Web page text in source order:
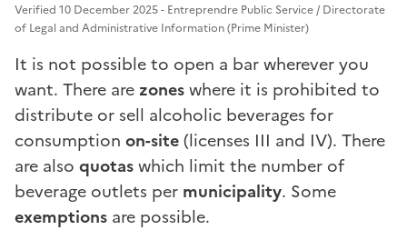
Verified 10 December 2025 - Entreprendre Public Service / Directorate
of Legal and Administrative Information (Prime Minister)
It is not possible to open a bar wherever you
want. There are zoneswhere it is prohibited to
distribute or sell alcoholic beverages for
consumption on-site(licenses III and IV). There
are also quotaswhich limit the number of
beverage outlets per municipality. Some
exemptions are possible.